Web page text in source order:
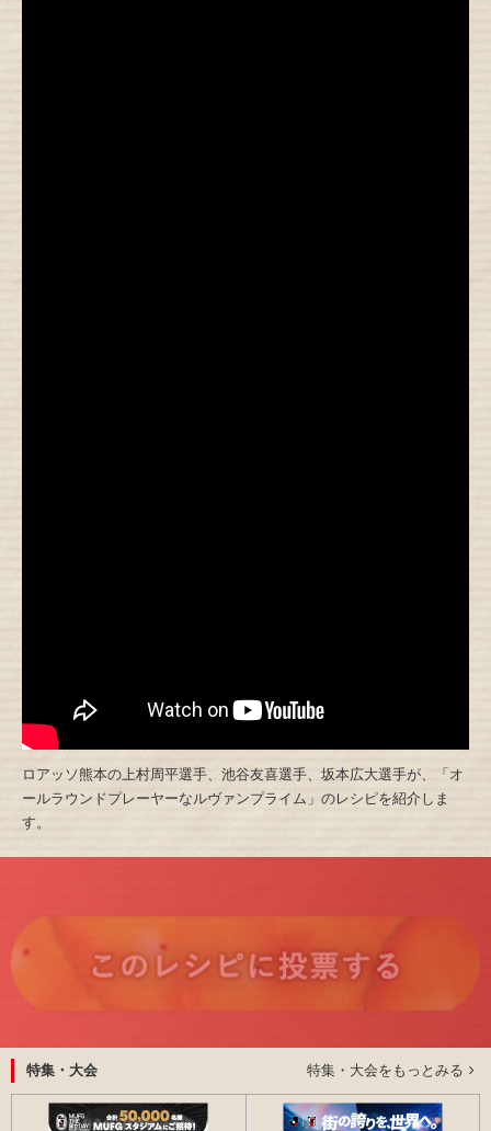
ロアッソ熊本の上村周平選手、池谷友喜選手、坂本広大選手が、「オ
ールラウンドプレーヤーなルヴァンプライム」のレシピを紹介しま
す。
特集・大会 特集・大会をもっとみる